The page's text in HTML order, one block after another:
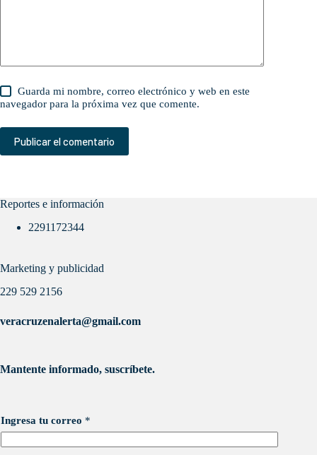
Guarda mi nombre, correo electrónico y web en este
navegador para la próxima vez que comente.
Publicar el comentario
Reportes e información
2291172344
Marketing y publicidad
229 529 2156
veracruzenalerta@gmail.com
Mantente informado, suscríbete.
Ingresa tu correo *